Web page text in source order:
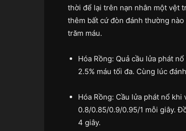
thời để lại trên nạn nhân một vệt
thêm bất cứ đòn đánh thường
trăm máu.
Hóa Rồng: Quả cầu lửa phát
2.5% máu tối đa. Cùng lúc
Hóa Rồng: Cầu lửa phát nổ
0.8/0.85/0.9/0.95/1 mỗi giây.
4 giây.